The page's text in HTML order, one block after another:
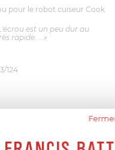
pour le robot cuiseur Cook
est un peu dur au
rapide. ...»
124